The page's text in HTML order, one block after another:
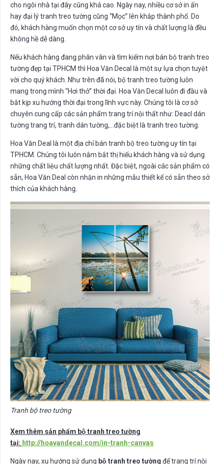
cho ngôi nhà tại đây cũng khá cao. Ngày nay, nhiều cơ sở in ấn
hay đại lý tranh treo tường cũng “Mọc” lên khắp thành phố. Do
đó, khách hàng muốn chọn một cơ sở uy tín và chất lượng là đều
không hề dễ dàng.
Nếu khách hàng đang phân vân và tìm kiếm nơi bán bộ tranh treo
tường đẹp tại TPHCM thì Hoa Văn Decal là một sự lựa chọn tuyệt
vời cho quý khách. Như trên đã nói, bộ tranh treo tường luôn
mang trong mình “Hơi thở” thời đại. Hoa Văn Decal luôn đi đầu và
bắt kịp xu hướng thời đại trong lĩnh vực này. Chúng tôi là cơ sở
chuyên cung cấp các sản phẩm trang trí nội thất như: Deacl dán
tường trang trí, tranh dán tường,…đặc biệt là tranh treo tường.
Hoa Văn Deal là một địa chỉ bán tranh bộ treo tường uy tín tại
TPHCM. Chúng tôi luôn nắm bắt thị hiếu khách hàng và sử dụng
những chất liệu chất lượng nhất. Đặc biệt, ngoài các sản phẩm có
sẵn, Hoa Văn Deal còn nhận in những mẫu thiết kế có sẵn theo sở
thích của khách hàng.
Tranh bộ treo tường
Xem thêm sản phẩm bộ tranh treo tường
tại: http://hoavandecal.com/in-tranh-canvas
Ngày nay, xu hướng sử dụng bộ tranh treo tường để trang trí nội